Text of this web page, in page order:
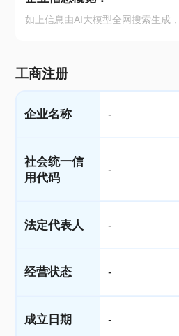
如上信息由AI大模型全网搜索生成
工商注册
企业名称 -
社会统一信
用代码
-
法定代表人 -
经营状态 -
成立日期 -